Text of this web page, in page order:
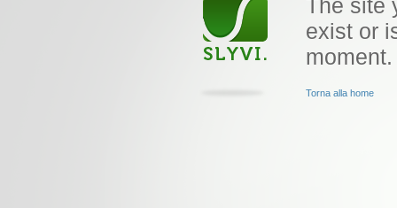
The site
exist or
moment.
Torna alla home